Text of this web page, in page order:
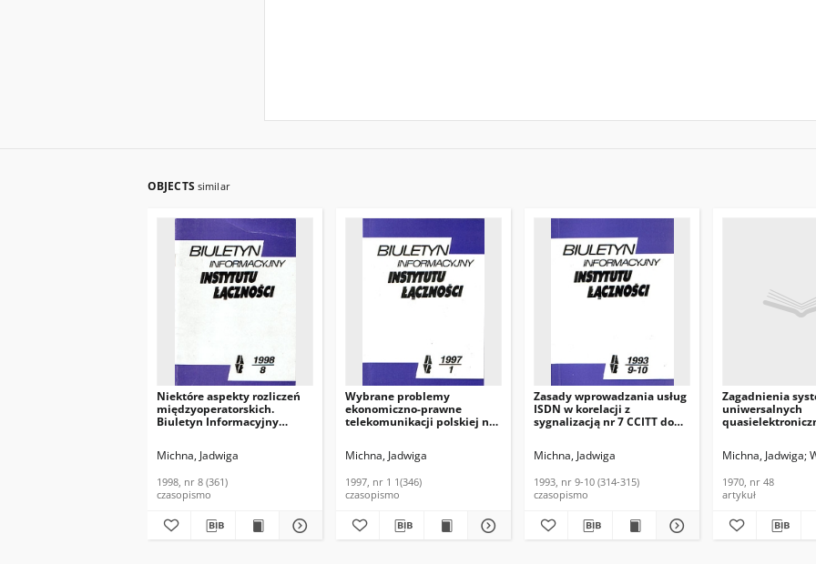
OBJECTS similar
Niektóre aspekty rozliczeń
międzyoperatorskich.
Biuletyn Informacyjny
Michna, Jadwiga
1998, nr 8 (361)
czasopismo
Wybrane problemy
ekonomiczno-prawne
telekomunikacji polskiej na
Biuletyn Informacyjny
1 1(346)
Michna, Jadwiga
1997, nr 1 1(346)
czasopismo
Zasady wprowadzania usług
ISDN w korelacji z
sygnalizacją nr 7 CCITT do
Biuletyn Informacyjny
9-10 (314-315)
Michna, Jadwiga
1993, nr 9-10 (314-315)
czasopismo
Zagadnienia
uniwersalnych
Problemy
Michna, Jadwiga
1970, nr 48
artykuł